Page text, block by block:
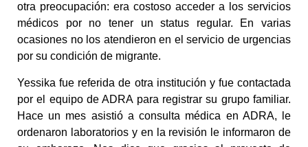
otra preocupación: era costoso acceder a los servicios
médicos por no tener un status regular. En varias
ocasiones no los atendieron en el servicio de urgencias
por su condición de migrante.
Yessika fue referida de otra institución y fue contactada
por el equipo de ADRA para registrar su grupo familiar.
Hace un mes asistió a consulta médica en ADRA, le
ordenaron laboratorios y en la revisión le informaron de